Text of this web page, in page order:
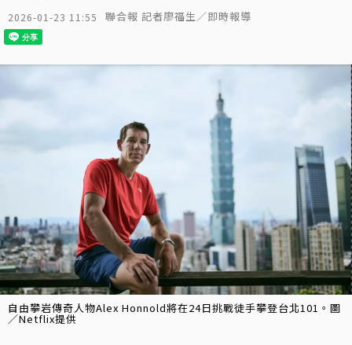
2026-01-23 11:55 聯合報 記者廖福生／即時報導
自由攀岩傳奇人物Alex Honnold將在24日挑戰徒手攀登台北101。圖
／Netflix提供